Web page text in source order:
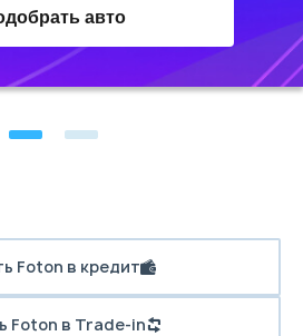
авто
Foton в кредит
Foton в Trade-in